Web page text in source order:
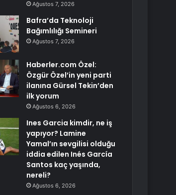
Ağustos 7, 2026
Bafra’da Teknoloji
Bağımlılığı Semineri
Ağustos 7, 2026
Haberler.com Özel:
Özgür Özel’in yeni parti
ilanına Gürsel Tekin’den
ilk yorum
Ağustos 6, 2026
Ines Garcia kimdir, ne iş
yapıyor? Lamine
Yamal’ın sevgilisi olduğu
iddia edilen Inés García
Santos kaç yaşında,
nereli?
Ağustos 6, 2026